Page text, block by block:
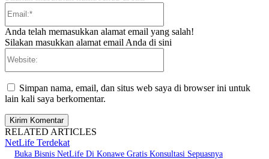
Anda telah memasukkan alamat email yang salah!
Silakan masukkan alamat email Anda di sini
Simpan nama, email, dan situs web saya di browser ini untuk
lain kali saya berkomentar.
RELATED ARTICLES
NetLife Terdekat
Buka Bisnis NetLife Di Konawe Gratis Konsultasi Sepuasnya